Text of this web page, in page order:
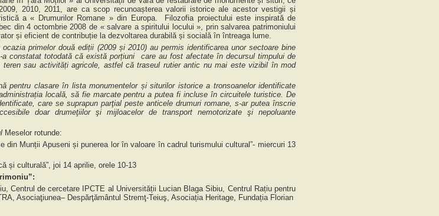
2010, 2011, are ca scop recunoașterea valorii istorice ale acestor vestigii și
a « Drumurilor Romane » din Europa. Filozofia proiectului este inspirată de
din 4 octombrie 2008 de « salvare a spiritului locului », prin salvarea patrimoniului
și eficient de contribuție la dezvoltarea durabilă și socială în întreaga lume.
primelor două ediții (2009 și 2010) au permis identificarea unor sectoare bine
a constatat totodată că există porțiuni care au fost afectate în decursul timpului de
teren sau activități agricole, astfel că traseul rutier antic nu mai este vizibil în mod
pentru clasare în lista monumentelor și siturilor istorice a tronsoanelor identificate
locală, să fie marcate pentru a putea fi incluse în circuitele turistice. De
care se suprapun parţial peste anticele drumuri romane, s-ar putea înscrie
doar drumeţiilor şi mijloacelor de transport nemotorizate şi nepoluante
Meselor rotunde:
din Munții Apuseni și punerea lor în valoare în cadrul turismului cultural”- miercuri 13
și culturală”, joi 14 aprilie, orele 10-13
Centrul de cercetare IPCTE al Universității Lucian Blaga Sibiu, Centrul Rațiu pentru
Asociaţiunea– Despărţământul Stremţ-Teiuş, Asociația Heritage, Fundația Florian